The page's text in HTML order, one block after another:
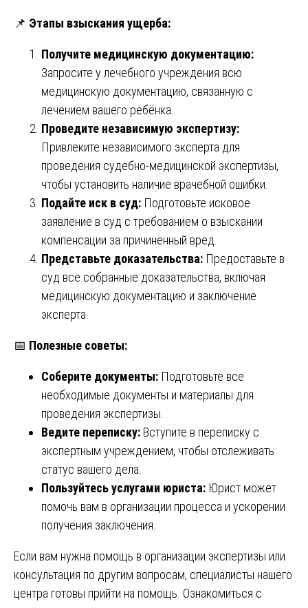
📌 Этапы взыскания ущерба:
Получите медицинскую документацию:
Запросите у лечебного учреждения всю
медицинскую документацию, связанную с
лечением вашего ребёнка.
Проведите независимую экспертизу:
Привлеките независимого эксперта для
проведения судебно-медицинской экспертизы,
чтобы установить наличие врачебной ошибки.
Подайте иск в суд: Подготовьте исковое
заявление в суд с требованием о взыскании
компенсации за причинённый вред.
Представьте доказательства: Предоставьте в
суд все собранные доказательства, включая
медицинскую документацию и заключение
эксперта.
📅 Полезные советы:
Соберите документы: Подготовьте все
необходимые документы и материалы для
проведения экспертизы.
Ведите переписку: Вступите в переписку с
экспертным учреждением, чтобы отслеживать
статус вашего дела.
Пользуйтесь услугами юриста: Юрист может
помочь вам в организации процесса и ускорении
получения заключения.
Если вам нужна помощь в организации экспертизы или
консультация по другим вопросам, специалисты нашего
центра готовы прийти на помощь. Ознакомиться с